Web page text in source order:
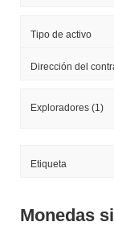
Tipo de activo
Dirección del
Exploradores (1)
Etiqueta
Monedas